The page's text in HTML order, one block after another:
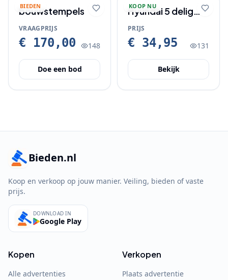
BIEDEN
bouwstempels
VRAAGPRIJS
€ 170,00 148
Doe een bod
KOOP NU
Hyundai 5 delig
luchtdruk set
PRIJS
€ 34,95 131
Bekijk
Bieden.nl
Koop en verkoop op jouw manier. Veiling, bieden of vaste
prijs.
DOWNLOAD IN
Google Play
Kopen
Alle advertenties
Verkopen
Plaats advertentie